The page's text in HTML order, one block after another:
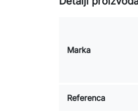
Marka
Referenca